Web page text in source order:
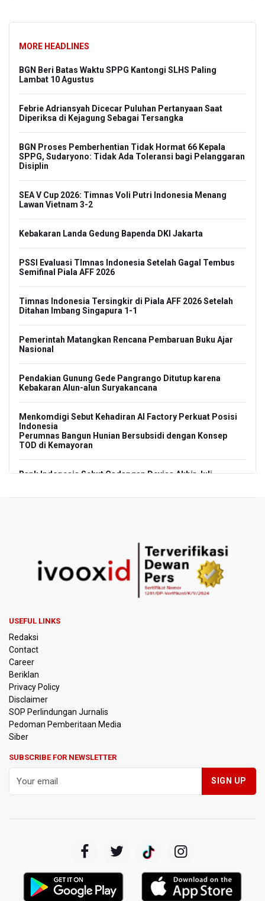
MORE HEADLINES
BGN Beri Batas Waktu SPPG Kantongi SLHS Paling
Lambat 10 Agustus
Febrie Adriansyah Dicecar Puluhan Pertanyaan Saat
Diperiksa di Kejagung Sebagai Tersangka
BGN Proses Pemberhentian Tidak Hormat 66 Kepala
SPPG, Sudaryono: Tidak Ada Toleransi bagi Pelanggaran
Disiplin
SEA V Cup 2026: Timnas Voli Putri Indonesia Menang
Lawan Vietnam 3-2
Kebakaran Landa Gedung Bapenda DKI Jakarta
PSSI Evaluasi TImnas Indonesia Setelah Gagal Tembus
Semifinal Piala AFF 2026
Timnas Indonesia Tersingkir di Piala AFF 2026 Setelah
Ditahan Imbang Singapura 1-1
Pemerintah Matangkan Rencana Pembaruan Buku Ajar
Nasional
Pendakian Gunung Gede Pangrango Ditutup karena
Kebakaran Alun-alun Suryakancana
Menkomdigi Sebut Kehadiran AI Factory Perkuat Posisi
Indonesia
Perumnas Bangun Hunian Bersubsidi dengan Konsep
TOD di Kemayoran
Bank Indonesia Sebut Cadangan Devisa Akhir Juli
Terkait Temuan 995 Pucuk Senjata, Yayasan Sekolah: Tak
Ada Ekskul Menembak
KPK Terima Permintaan Kejaksaan Agung Periksa Febrie
Jalan Tol Trans-Jawa
BRIN Kembangkan Teknologi Modifikasi Cuaca hingga
Desalinasi Air Laut Menghadapi Ancaman El Nino
KPK Minta Bambang Rudijanto Tanoesoedibjo Kooperatif,
Sudah Tiga Kali Absen Pemeriksaan
hingga Rp26 triliun
Kuasa Hukum Klaim 995 Airsoft Gun di Sekolah Swasta
Bernilai Tambah Tinggi
Sri Mulyani Indrawati Kembali ke Bank Dunia
USEFUL LINKS
Redaksi
Contact
Career
Beriklan
Privacy Policy
Disclaimer
SOP Perlindungan Jurnalis
Pedoman Pemberitaan Media
Siber
SUBSCRIBE FOR NEWSLETTER